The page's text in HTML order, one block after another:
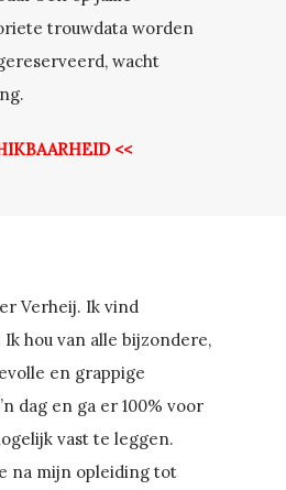
trouwdata worden
wacht
<<
Verheij. Ik vind
hou van alle bijzondere,
en grappige
dag en ga er 100% voor
vast te leggen.
na mijn opleiding tot